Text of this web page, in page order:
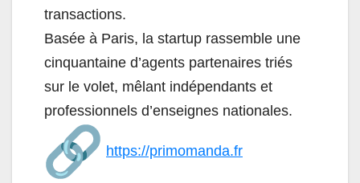
transactions.
Basée à Paris, la startup rassemble une
cinquantaine d’agents partenaires triés
sur le volet, mêlant indépendants et
professionnels d’enseignes nationales.
https://primomanda.fr